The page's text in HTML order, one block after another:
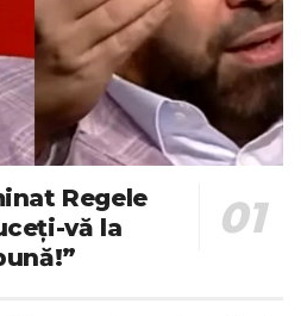
Regele
vă la